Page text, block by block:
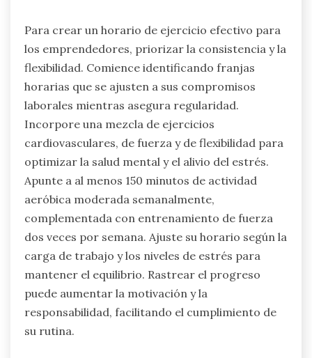
Para crear un horario de ejercicio efectivo para
los emprendedores, priorizar la consistencia y la
flexibilidad. Comience identificando franjas
horarias que se ajusten a sus compromisos
laborales mientras asegura regularidad.
Incorpore una mezcla de ejercicios
cardiovasculares, de fuerza y de flexibilidad para
optimizar la salud mental y el alivio del estrés.
Apunte a al menos 150 minutos de actividad
aeróbica moderada semanalmente,
complementada con entrenamiento de fuerza
dos veces por semana. Ajuste su horario según la
carga de trabajo y los niveles de estrés para
mantener el equilibrio. Rastrear el progreso
puede aumentar la motivación y la
responsabilidad, facilitando el cumplimiento de
su rutina.